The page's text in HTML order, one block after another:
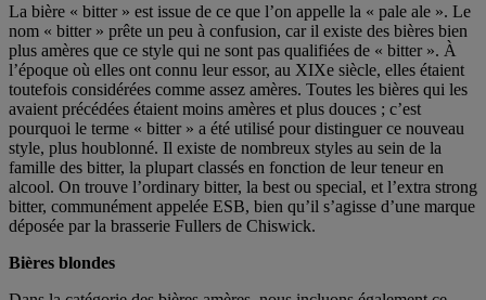
La bière « bitter » est issue de ce que l’on appelle la « pale ale ». Le
nom « bitter » prête un peu à confusion, car il existe des bières bien
plus amères que ce style qui ne sont pas qualifiées de « bitter ». À
l’époque où elles ont connu leur essor, au XIXe siècle, elles étaient
toutefois considérées comme assez amères. Toutes les bières qui les
avaient précédées étaient moins amères et plus douces ; c’est
pourquoi le terme « bitter » a été utilisé pour distinguer ce nouveau
style, plus houblonné. Il existe de nombreux styles au sein de la
famille des bitter, la plupart classés en fonction de leur teneur en
alcool. On trouve l’ordinary bitter, la best ou special, et l’extra strong
bitter, communément appelée ESB, bien qu’il s’agisse d’une marque
déposée par la brasserie Fullers de Chiswick.
Bières blondes